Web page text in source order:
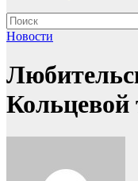
Новости
Кольцевой